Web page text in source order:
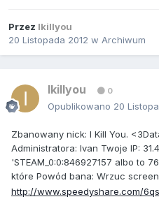
Przez Ikillyou
20 Listopada 2012 w Archiwum
Ikillyou 0
Opublikowano 20
Zbanowany nick: I Kill You.
Administratora: Ivan Twoje IP:
'STEAM_0:0:846927157 albo to
które Powód bana: Wrzuc
http://www.speedyshare.com/